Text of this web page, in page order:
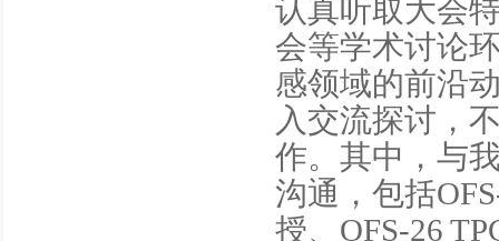
认真听取大会
会等学术讨论
感领域的前沿
入交流探讨，
作。其中，与
沟通，包括
授、OFS-26